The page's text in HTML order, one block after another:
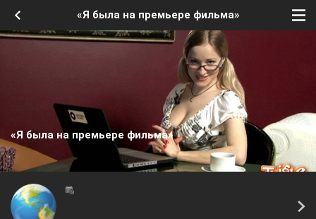
«Я была на премьере фильма»
«Я была на премьере фильма»